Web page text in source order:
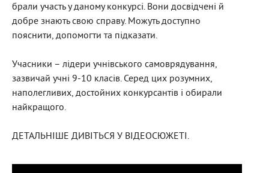
брали участь у даному конкурсі. Вони досвідчені й
добре знають свою справу. Можуть доступно
пояснити, допомогти та підказати.
Учасники – лідери учнівського самоврядування,
зазвичай учні 9-10 класів. Серед цих розумних,
наполегливих, достойних конкурсантів і обирали
найкращого.
ДЕТАЛЬНІШЕ ДИВІТЬСЯ У ВІДЕОСЮЖЕТІ.